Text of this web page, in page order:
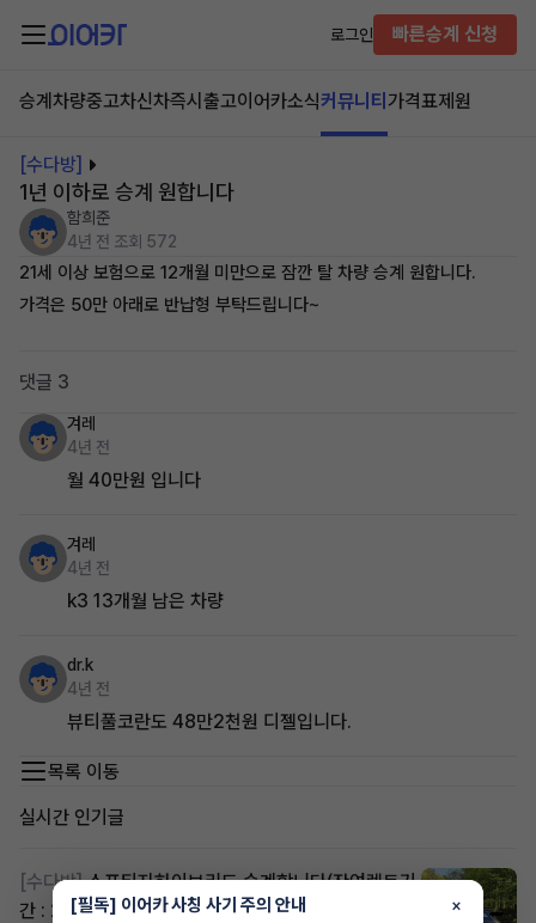
로그인 빠른승계 신청
승계차량중고차신차즉시출고이어카소식커뮤니티 가격표제원
[수다방]
1년 이하로 승계 원합니다
함희준
4년 전 조회 572
21세 이상 보험으로 12개월 미만으로 잠깐 탈 차량 승계 원합니다.
가격은 50만 아래로 반납형 부탁드립니다~
댓글 3
겨레
4년 전
월 40만원 입니다
겨레
4년 전
k3 13개월 남은 차량
dr.k
4년 전
뷰티풀코란도 48만2천원 디젤입니다.
목록 이동
실시간 인기글
[수다방] 스포티지하이브리드 승계합니다(잔여렌트기
간 : 26개월)
[필독] 이어카 사칭 사기 주의 안내 ×